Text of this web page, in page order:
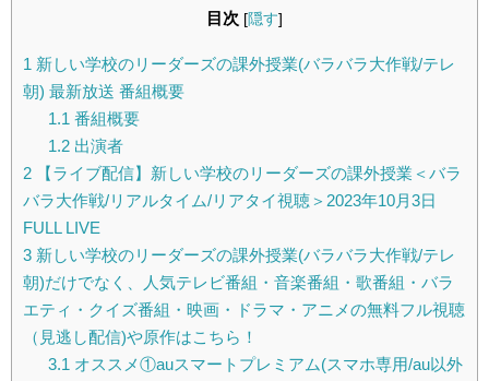
目次 [隠す]
1 新しい学校のリーダーズの課外授業(バラバラ大作戦/テレ
朝) 最新放送 番組概要
1.1 番組概要
1.2出演者
2 【ライブ配信】新しい学校のリーダーズの課外授業＜バラ
バラ大作戦/リアルタイム/リアタイ視聴＞2023年10月3日
FULL LIVE
3 新しい学校のリーダーズの課外授業(バラバラ大作戦/テレ
朝)だけでなく、人気テレビ番組・音楽番組・歌番組・バラ
エティ・クイズ番組・映画・ドラマ・アニメの無料フル視聴
（見逃し配信)や原作はこちら！
3.1 オススメ①auスマートプレミアム(スマホ専用/au以外